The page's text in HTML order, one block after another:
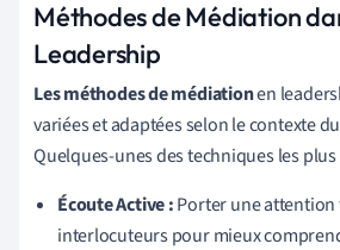
Méthodes de Médiation
Leadership
Les méthodes de médiationen
variées et adaptées selon le contexte
Quelques-unes des techniques les
Écoute Active :Porter une attention
interlocuteurs pour mieux